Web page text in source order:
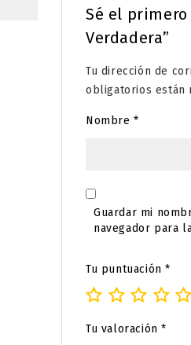
Sé el
Verdadera”
Tu dirección de
obligatorios están
Nombre*
Guardar mi
navegador para
Tu puntuación*
Tu valoración*